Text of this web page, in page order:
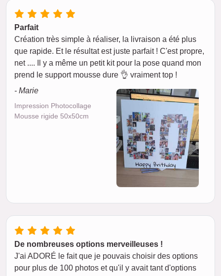
Parfait
Création très simple à réaliser, la livraison a été plus
que rapide. Et le résultat est juste parfait ! C'est propre,
net .... Il y a même un petit kit pour la pose quand mon
prend le support mousse dure 👌 vraiment top !
- Marie
Impression Photocollage
Mousse rigide 50x50cm
De nombreuses options merveilleuses !
J'ai ADORÉ le fait que je pouvais choisir des options
pour plus de 100 photos et qu'il y avait tant d'options